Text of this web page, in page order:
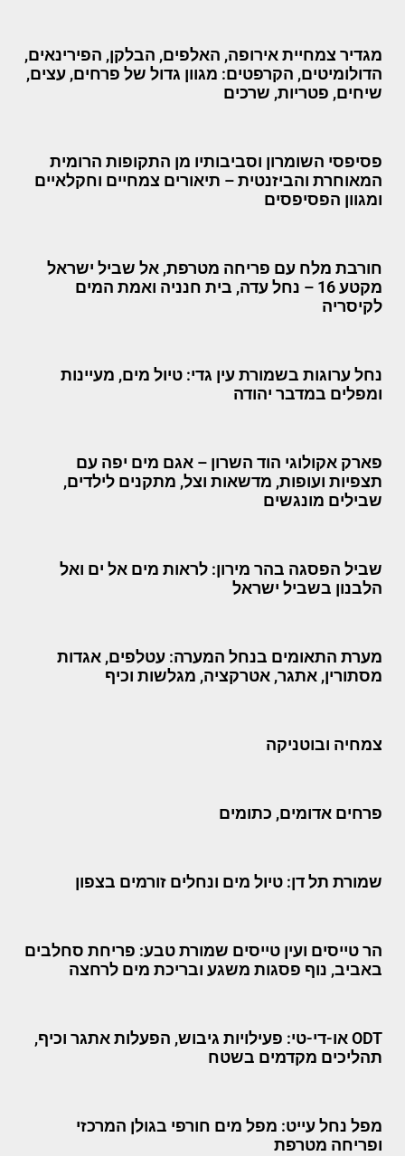
מגדיר צמחיית אירופה, האלפים, הבלקן, הפירינאים,
הדולומיטים, הקרפטים: מגוון גדול של פרחים, עצים,
שיחים, פטריות, שרכים
פסיפסי השומרון וסביבותיו מן התקופות הרומית
המאוחרת והביזנטית – תיאורים צמחיים וחקלאיים
ומגוון הפסיפסים
חורבת מלח עם פריחה מטרפת, אל שביל ישראל
מקטע 16 – נחל עדה, בית חנניה ואמת המים
לקיסריה
נחל ערוגות בשמורת עין גדי: טיול מים, מעיינות
ומפלים במדבר יהודה
פארק אקולוגי הוד השרון – אגם מים יפה עם
תצפיות ועופות, מדשאות וצל, מתקנים לילדים,
שבילים מונגשים
שביל הפסגה בהר מירון: לראות מים אל ים ואל
הלבנון בשביל ישראל
מערת התאומים בנחל המערה: עטלפים, אגדות
מסתורין, אתגר, אטרקציה, מגלשות וכיף
צמחיה ובוטניקה
פרחים אדומים, כתומים
שמורת תל דן: טיול מים ונחלים זורמים בצפון
הר טייסים ועין טייסים שמורת טבע: פריחת סחלבים
באביב, נוף פסגות משגע ובריכת מים לרחצה
ODT או-די-טי: פעילויות גיבוש, הפעלות אתגר וכיף,
תהליכים מקדמים בשטח
מפל נחל עייט: מפל מים חורפי בגולן המרכזי
ופריחה מטרפת